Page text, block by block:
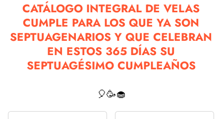
CATÁLOGO INTEGRAL DE VELAS
CUMPLE PARA LOS QUE YA SON
SEPTUAGENARIOS Y QUE CELEBRAN
EN ESTOS 365 DÍAS SU
SEPTUAGÉSIMO CUMPLEAÑOS
🎈🥳🧁